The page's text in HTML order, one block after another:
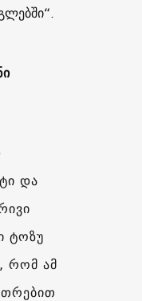
და
ტოზუ
რომ ამ